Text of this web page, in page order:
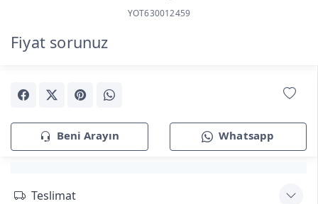
YOT630012459
Fiyat sorunuz
Beni Arayın Whatsapp
Teslimat